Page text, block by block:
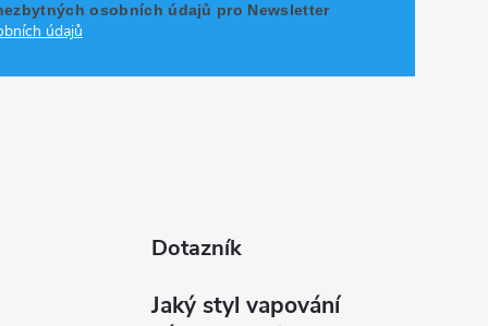
osobních údajů pro Newsletter
údajů
Dotazník
Jaký styl vapování